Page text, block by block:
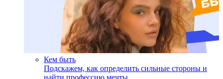
Кем быть
Подскажем, как определить сильные стороны и
найти профессию мечты